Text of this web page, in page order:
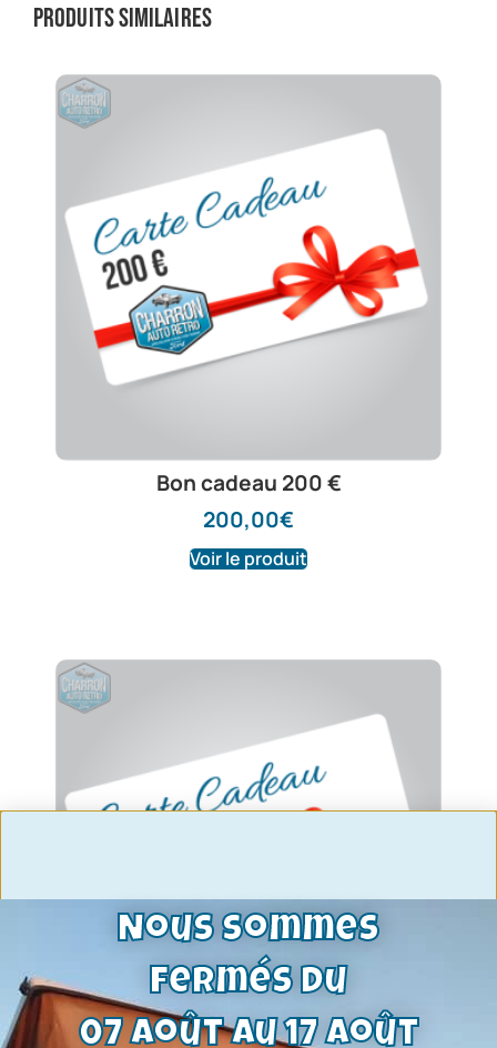
Produits similaires
Bon cadeau 200 €
200,00€
Voir le produit
Nous sommes
fermés du
07 août au 17 août